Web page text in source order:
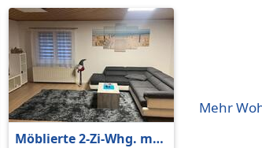
Möblierte 2-Zi-Whg. mit
Mehr